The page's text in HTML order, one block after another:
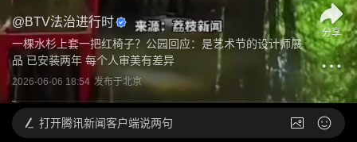
@BTV法治进行时
一棵水杉上套一把红椅子？公园回应：是艺术节的设计师展
品 已安装两年 每个人审美有差异
2026-06-06 18:54 发布于北京
分享
打开腾讯新闻客户端说两句